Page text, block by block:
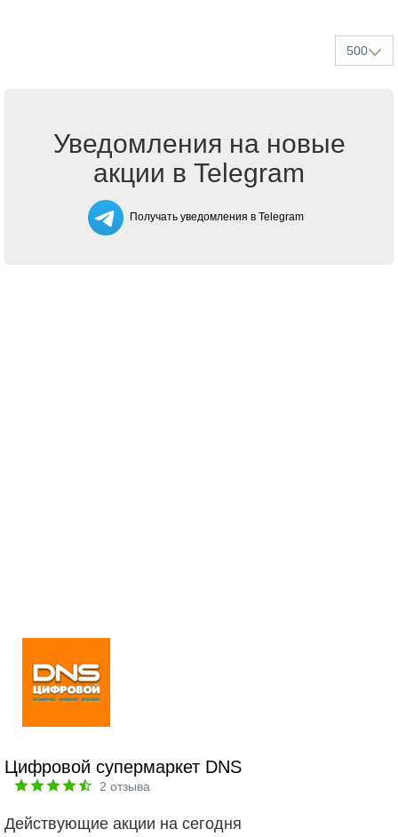
500
Уведомления на новые
акции в Telegram
Получать уведомления в Telegram
Цифровой супермаркет DNS
2 отзыва
Действующие акции на сегодня